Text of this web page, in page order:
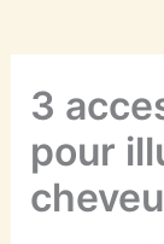
3
pour